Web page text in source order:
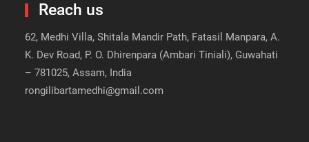
Reach us
62, Medhi Villa, Shitala Mandir Path, Fatasil Manpara, A.
K. Dev Road, P. O. Dhirenpara (Ambari Tiniali), Guwahati
– 781025, Assam, India
rongilibartamedhi@gmail.com